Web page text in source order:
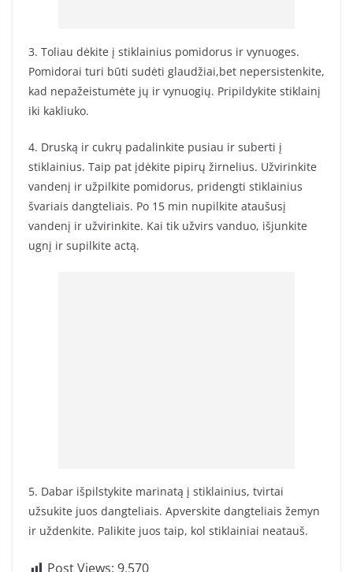
3. Toliau dėkite į stiklainius pomidorus ir vynuoges.
Pomidorai turi būti sudėti glaudžiai,bet nepersistenkite,
kad nepažeistumėte jų ir vynuogių. Pripildykite stiklainį
iki kakliuko.
4. Druską ir cukrų padalinkite pusiau ir suberti į
stiklainius. Taip pat įdėkite pipirų žirnelius. Užvirinkite
vandenį ir užpilkite pomidorus, pridengti stiklainius
švariais dangteliais. Po 15 min nupilkite ataušusį
vandenį ir užvirinkite. Kai tik užvirs vanduo, išjunkite
ugnį ir supilkite actą.
5. Dabar išpilstykite marinatą į stiklainius, tvirtai
užsukite juos dangteliais. Apverskite dangteliais žemyn
ir uždenkite. Palikite juos taip, kol stiklainiai neatauš.
Post Views: 9,570